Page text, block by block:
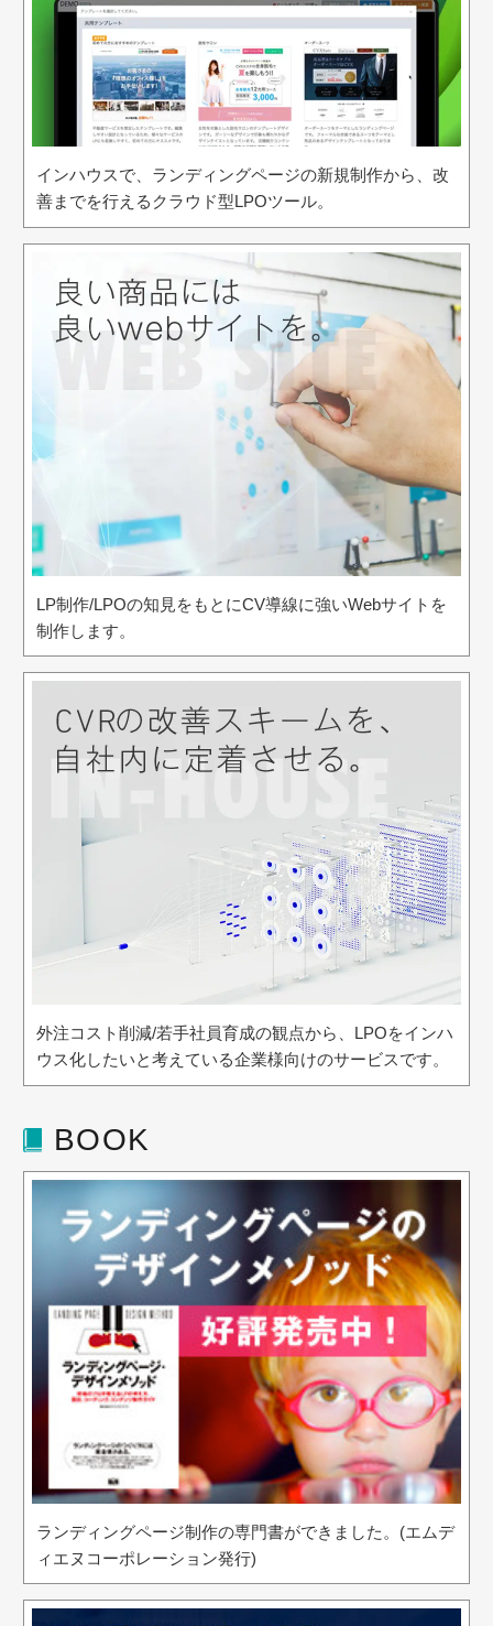
インハウスで、ランディングページの新規制作から、改
善までを行えるクラウド型LPOツール。
LP制作/LPOの知見をもとにCV導線に強いWebサイトを
制作します。
外注コスト削減/若手社員育成の観点から、LPOをインハ
ウス化したいと考えている企業様向けのサービスです。
BOOK
ランディングページ制作の専門書ができました。(エムデ
ィエヌコーポレーション発行)